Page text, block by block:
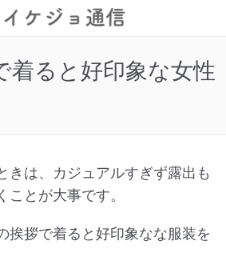
着ると好印象な女性
きは、カジュアルすぎず露出も
ことが大事です。
挨拶で着ると好印象なな服装を